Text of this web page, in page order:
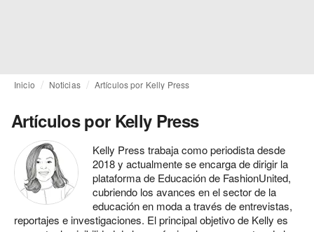
Inicio Noticias Artículos por Kelly Press
Artículos por Kelly Press
Kelly Press trabaja como periodista desde
2018 y actualmente se encarga de dirigir la
plataforma de Educación de FashionUnited,
cubriendo los avances en el sector de la
educación en moda a través de entrevistas,
reportajes e investigaciones. El principal objetivo de Kelly es